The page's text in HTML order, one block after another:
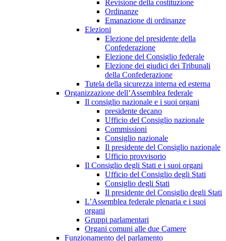
Revisione della costituzione
Ordinanze
Emanazione di ordinanze
Elezioni
Elezione del presidente della
Confederazione
Elezione del Consiglio federale
Elezione dei giudici dei Tribunali
della Confederazione
Tutela della sicurezza interna ed esterna
Organizzazione dell’Assemblea federale
Il consiglio nazionale e i suoi organi
presidente decano
Ufficio del Consiglio nazionale
Commissioni
Consiglio nazionale
Il presidente del Consiglio nazionale
Ufficio provvisorio
Il Consiglio degli Stati e i suoi organi
Ufficio del Consiglio degli Stati
Consiglio degli Stati
Il presidente del Consiglio degli Stati
L’Assemblea federale plenaria e i suoi
organi
Gruppi parlamentari
Organi comuni alle due Camere
Funzionamento del parlamento